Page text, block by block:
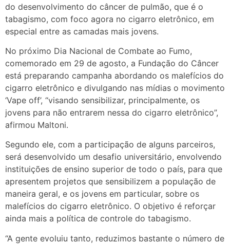
do desenvolvimento do câncer de pulmão, que é o
tabagismo, com foco agora no cigarro eletrônico, em
especial entre as camadas mais jovens.
No próximo Dia Nacional de Combate ao Fumo,
comemorado em 29 de agosto, a Fundação do Câncer
está preparando campanha abordando os malefícios do
cigarro eletrônico e divulgando nas mídias o movimento
‘Vape off’, “visando sensibilizar, principalmente, os
jovens para não entrarem nessa do cigarro eletrônico”,
afirmou Maltoni.
Segundo ele, com a participação de alguns parceiros,
será desenvolvido um desafio universitário, envolvendo
instituições de ensino superior de todo o país, para que
apresentem projetos que sensibilizem a população de
maneira geral, e os jovens em particular, sobre os
malefícios do cigarro eletrônico. O objetivo é reforçar
ainda mais a política de controle do tabagismo.
“A gente evoluiu tanto, reduzimos bastante o número de